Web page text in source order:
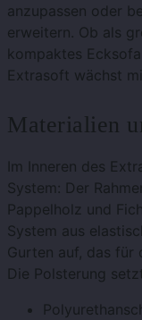
anzupassen oder
erweitern. Ob als
kompaktes
Extrasoft wächst
Materialien
Im Inneren des
System: Der
Pappelholz und
System aus
Gurten auf, das
Die Polsterung